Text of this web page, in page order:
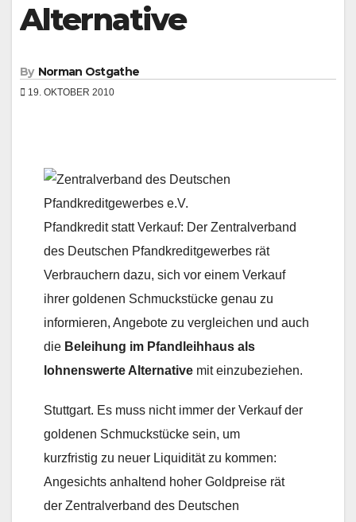
Alternative
By Norman Ostgathe
19. OKTOBER 2010
Pfandkredit statt Verkauf: Der Zentralverband
des Deutschen Pfandkreditgewerbes rät
Verbrauchern dazu, sich vor einem Verkauf
ihrer goldenen Schmuckstücke genau zu
informieren, Angebote zu vergleichen und auch
die Beleihung im Pfandleihhaus als
lohnenswerte Alternative mit einzubeziehen.
Stuttgart. Es muss nicht immer der Verkauf der
goldenen Schmuckstücke sein, um
kurzfristig zu neuer Liquidität zu kommen:
Angesichts anhaltend hoher Goldpreise rät
der Zentralverband des Deutschen